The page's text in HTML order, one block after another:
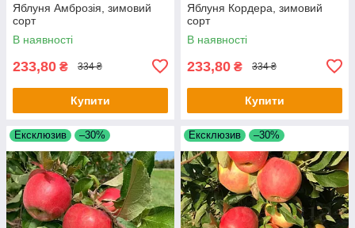
Яблуня Амброзія, зимовий
сорт
В наявності
233,80 ₴ 334 ₴
Купити
Яблуня Кордера, зимовий
сорт
В наявності
233,80 ₴ 334 ₴
Купити
Ексклюзив –30% Ексклюзив –30%